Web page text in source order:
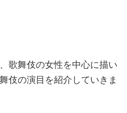
歌舞伎の女性を中心に描い
伎の演目を紹介していきま